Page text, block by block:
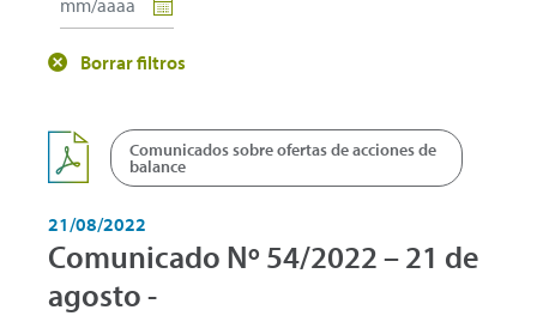
Borrar filtros
Comunicados sobre ofertas de acciones de
balance
21/08/2022
Comunicado Nº 54/2022 – 21 de
agosto -